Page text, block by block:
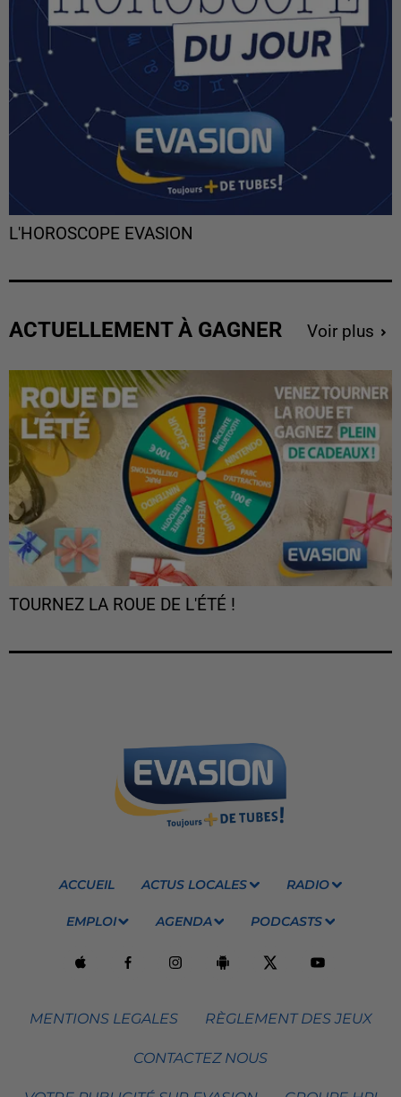
L'HOROSCOPE EVASION
ACTUELLEMENT À GAGNER Voir plus
TOURNEZ LA ROUE DE L'ÉTÉ !
ACCUEIL ACTUS LOCALES RADIO
EMPLOI AGENDA PODCASTS
MENTIONS LEGALES RÈGLEMENT DES JEUX
CONTACTEZ NOUS